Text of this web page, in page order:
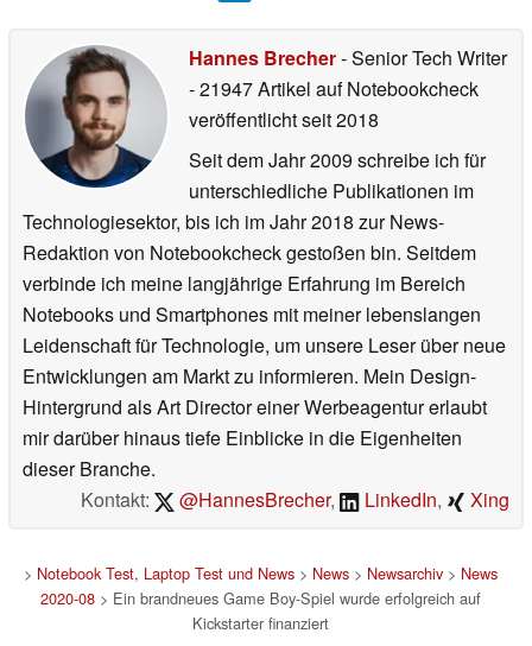
Hannes Brecher- Senior Tech Writer
- 21947 Artikel auf Notebookcheck
veröffentlichtseit 2018
Seit dem Jahr 2009 schreibe ich für
unterschiedliche Publikationen im
Technologiesektor, bis ich im Jahr 2018 zur News-
Redaktion von Notebookcheck gestoßen bin. Seitdem
verbinde ich meine langjährige Erfahrung im Bereich
Notebooks und Smartphones mit meiner lebenslangen
Leidenschaft für Technologie, um unsere Leser über neue
Entwicklungen am Markt zu informieren. Mein Design-
Hintergrund als Art Director einer Werbeagentur erlaubt
mir darüber hinaus tiefe Einblicke in die Eigenheiten
dieser Branche.
Kontakt:
@HannesBrecher, LinkedIn, Xing
> Notebook Test, Laptop Test und News> News> Newsarchiv> News
2020-08> Ein brandneues Game Boy-Spiel wurde erfolgreich auf
Kickstarter finanziert